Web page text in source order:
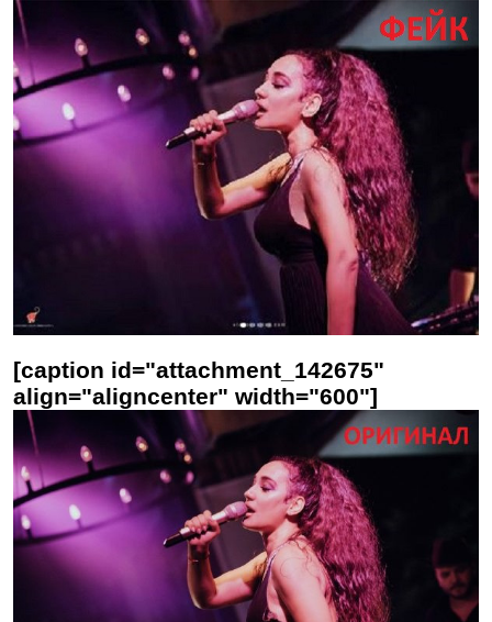
[caption id="attachment_142675"
align="aligncenter" width="600"]